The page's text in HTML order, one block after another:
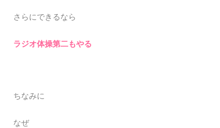
さらにできるなら
ラジオ体操第二もやる
ちなみに
なぜ